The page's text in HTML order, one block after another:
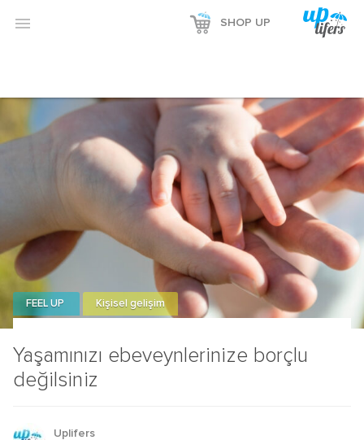
 SHOP UP
Yaşamınızı ebeveynlerinize borçlu
değilsiniz
FEEL UP Kişisel gelişim
Uplifers